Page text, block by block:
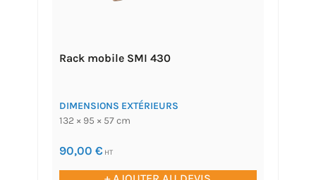
Rack mobile SMI 430
DIMENSIONS EXTÉRIEURS
132 × 95 × 57 cm
90,00 € HT